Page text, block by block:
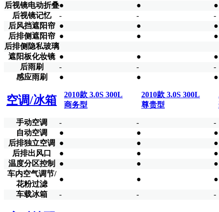
后视镜电动折叠● ●
●
后视镜记忆
- -
-
后风挡遮阳帘 ● ●
●
后排侧遮阳帘 ● ●
●
后排侧隐私玻璃
遮阳板化妆镜 ● ●
●
后雨刷
- -
-
感应雨刷
● ● ●
空调/冰箱
2010款 3.0S 300L
商务型
2010款 3.0S 300L
尊贵型
手动空调 - -
-
自动空调
● ●
●
后排独立空调
● ●
●
后排出风口
● ●
●
温度分区控制
● ●
●
车内空气调节/
花粉过滤
● ●
●
车载冰箱
- - -